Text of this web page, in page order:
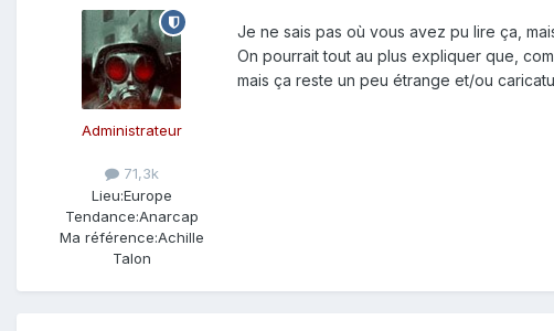
Administrateur
71,3k
Lieu:Europe
Tendance:Anarcap
Ma référence:Achille
Talon
Je ne sais pas où vous avez pu lire ça,
On pourrait tout au plus expliquer que,
mais ça reste un peu étrange et/ou